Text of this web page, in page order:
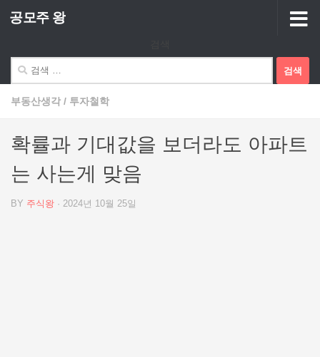
Skip to content
공모주 왕
색:
부동산생각 / 투자철학
확률과 기대값을 보더라도 아파트
는 사는게 맞음
BY 주식왕 · 2024년 10월 25일